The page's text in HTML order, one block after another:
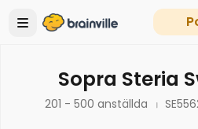
Sopra Steria
201 - 500 anställda